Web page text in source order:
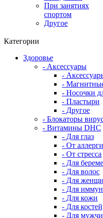
При занятиях
спортом
Другое
Категории
Здоровье
- Аксессуары
-
-
- Носочки
- Пластыри
- Другое
- Блокаторы
- Витамины DHC
- Для глаз
- От
- От стресса
- Для
- Для волос
- Для
- Для
- Для кожи
- Для
- Для